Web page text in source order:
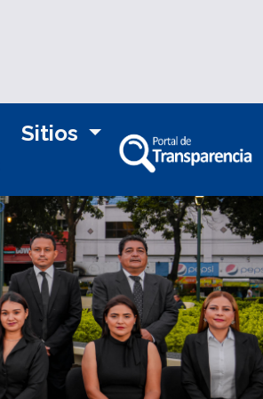
Sitios